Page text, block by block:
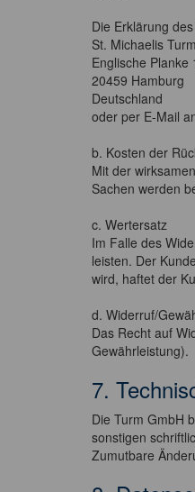
Die Erklärung
St. Michaelis
Englische Planke
20459 Hamburg
Deutschland
oder per E-Mail
b. Kosten der
Mit der
Sachen werden
c. Wertersatz
Im Falle des
leisten. Der
wird, haftet der
d. Widerruf/
Das Recht auf
Gewährleistung).
7.
Die Turm GmbH
sonstigen
Zumutbare